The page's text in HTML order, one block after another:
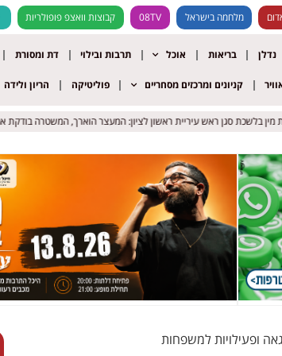
מלחמה בישראל 08TV קבוצות וואצפ פופולריות
נדלן בריאות אוכל תרבות ובילוי דת ומסורת
קניונים ומרכזים מסחריים פוליטיקה הריון ולידה
בלשכת סגן ראש עיריית ראשון לציון: המעצר הוארך, המשטרה בודקת אם יש
בלשכת סגן ראש עיריית ראשון לציון: המעצר הוארך, המשטרה בודקת אם יש
ופעילויות למשפחות